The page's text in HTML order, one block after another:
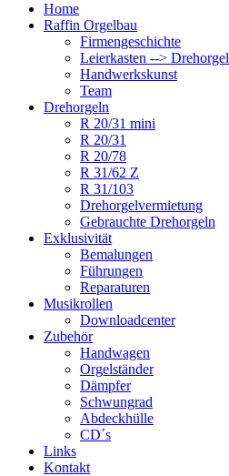
Home
Raffin Orgelbau
Firmengeschichte
Leierkasten --> Drehorgel
Handwerkskunst
Team
Drehorgeln
R 20/31 mini
R 20/31
R 20/78
R 31/62 Z
R 31/103
Drehorgelvermietung
Gebrauchte Drehorgeln
Exklusivität
Bemalungen
Führungen
Reparaturen
Musikrollen
Downloadcenter
Zubehör
Handwagen
Orgelständer
Dämpfer
Schwungrad
Abdeckhülle
CD´s
Links
Kontakt